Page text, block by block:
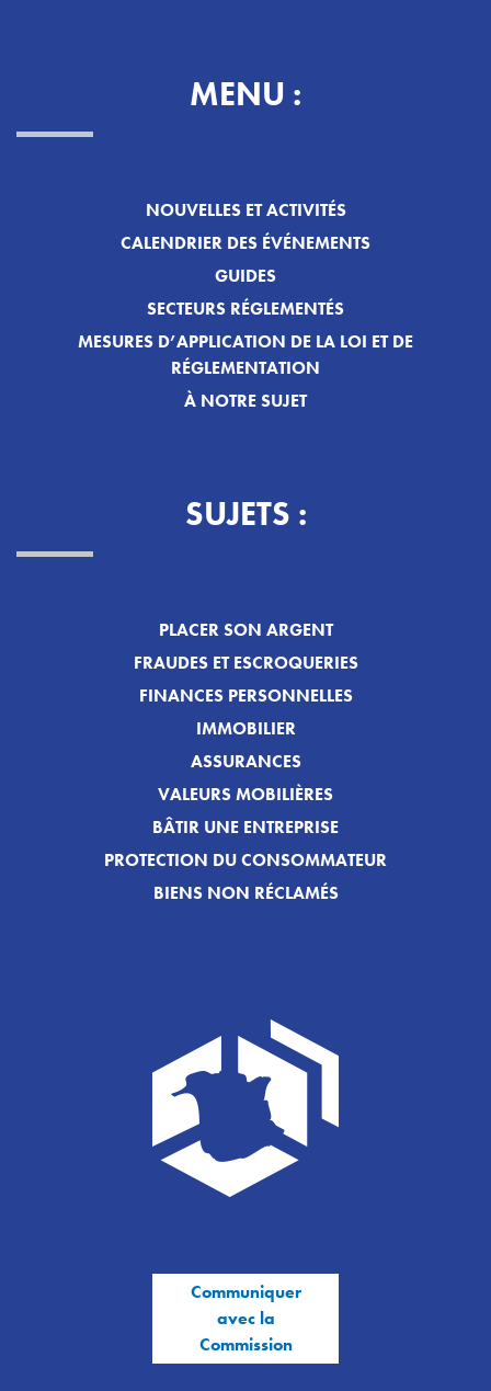
MENU :
NOUVELLES ET ACTIVITÉS
CALENDRIER DES ÉVÉNEMENTS
GUIDES
SECTEURS RÉGLEMENTÉS
MESURES D’APPLICATION DE LA LOI ET DE
RÉGLEMENTATION
À NOTRE SUJET
SUJETS :
PLACER SON ARGENT
FRAUDES ET ESCROQUERIES
FINANCES PERSONNELLES
IMMOBILIER
ASSURANCES
VALEURS MOBILIÈRES
BÂTIR UNE ENTREPRISE
PROTECTION DU CONSOMMATEUR
BIENS NON RÉCLAMÉS
Communiquer
avec la
Commission